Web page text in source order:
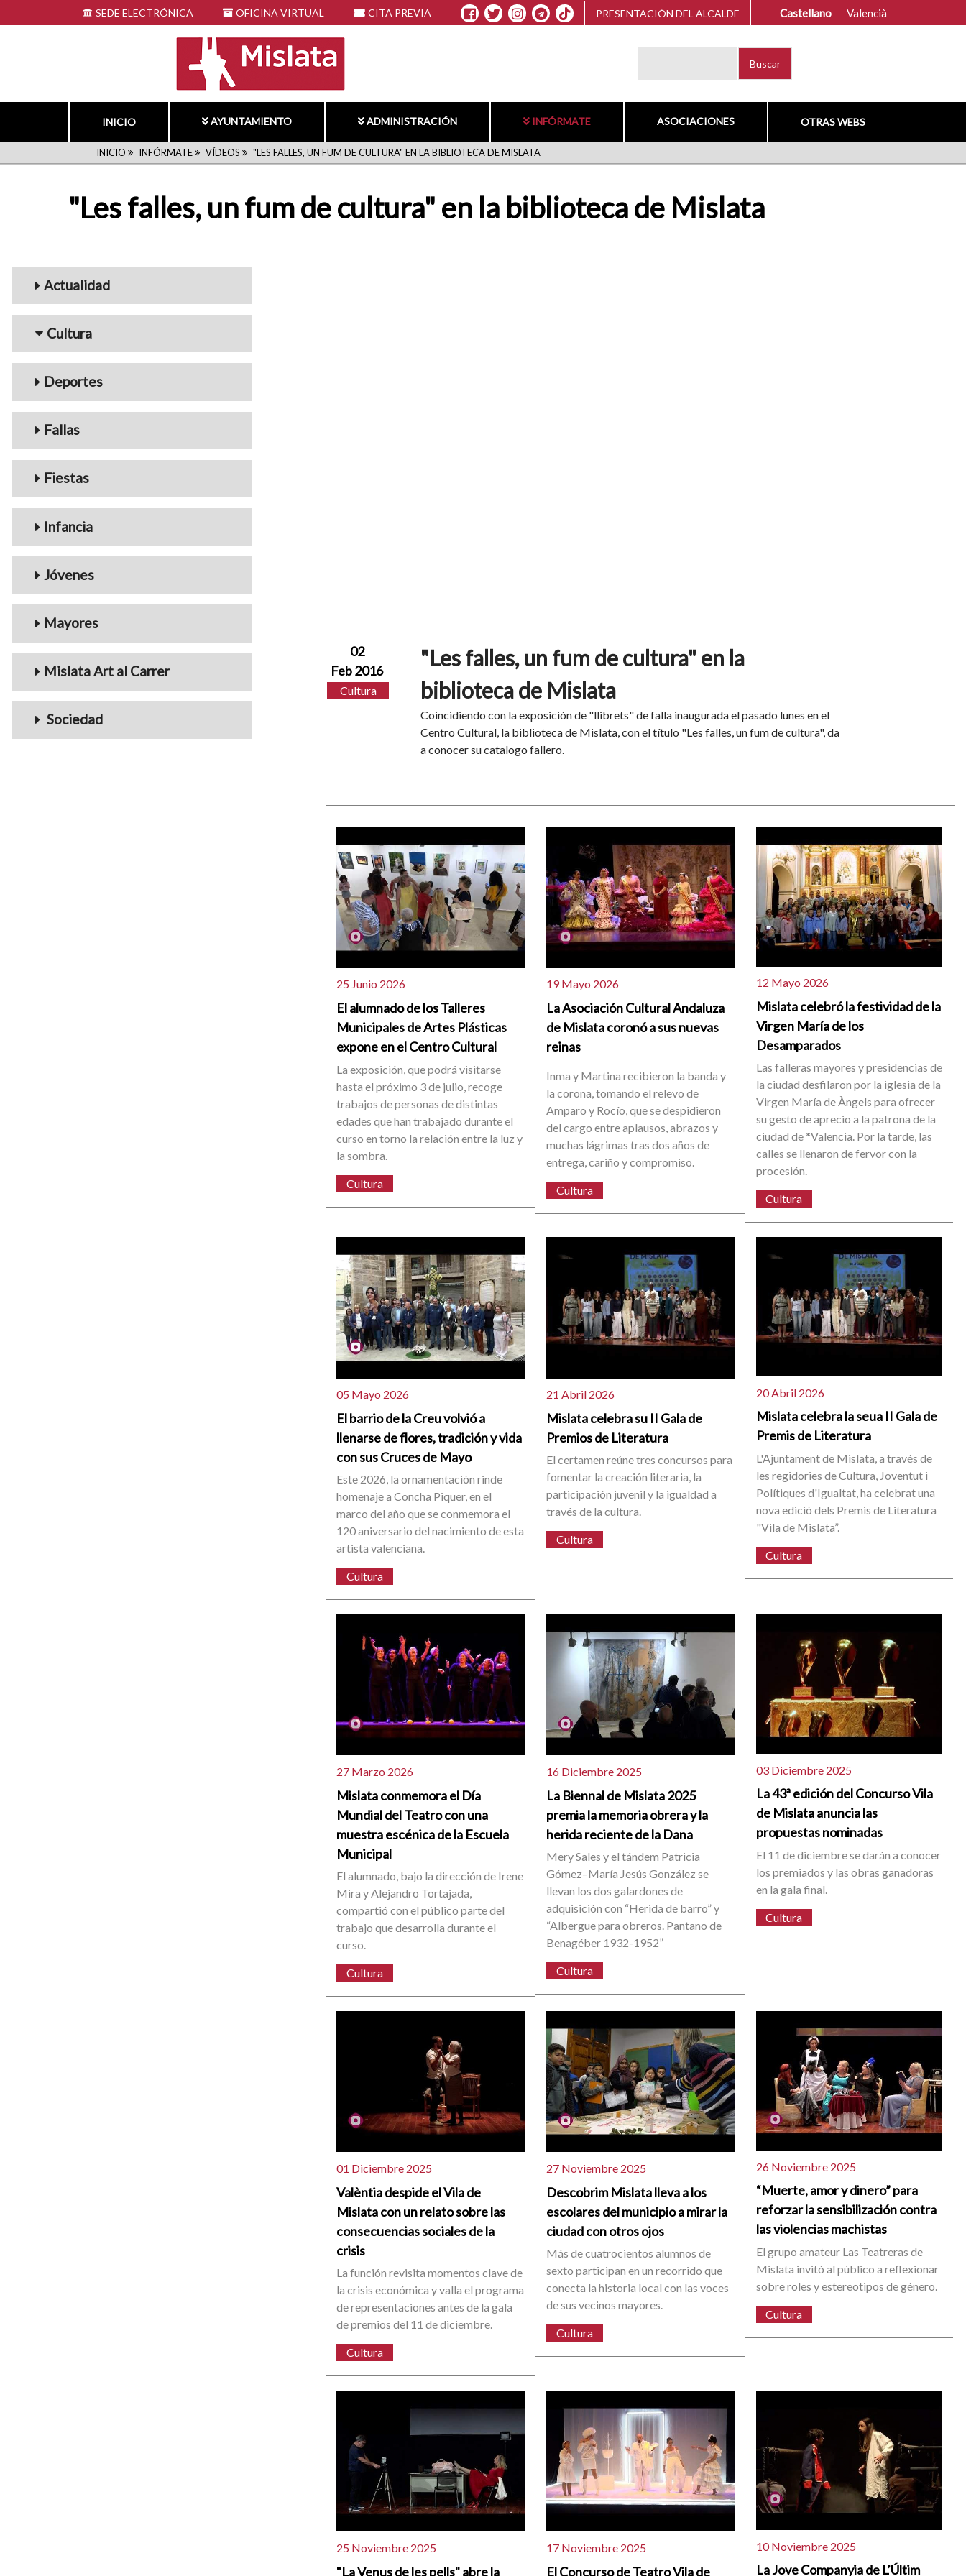
al
SEDE ELECTRÓNICA OFICINA VIRTUAL CITA PREVIA PRESENTACIÓN DEL ALCALDE Castellano Valencià
INICIO AYUNTAMIENTO ADMINISTRACIÓN INFÓRMATE ASOCIACIONES OTRAS WEBS
RUTA
DE
NAVEGACIÓN
INICIO INFÓRMATE VÍDEOS "LES FALLES, UN FUM DE CULTURA" EN LA BIBLIOTECA DE MISLATA
"Les falles, un fum de cultura" en la biblioteca de Mislata
Menu_Videos
Actualidad
Cultura
Deportes
Fallas
Fiestas
Infancia
Jóvenes
Mayores
Mislata Art al Carrer
Sociedad
02
Feb 2016
Cultura
"Les falles, un fum de cultura" en la
biblioteca de Mislata
Coincidiendo con la exposición de "llibrets" de falla inaugurada el pasado lunes en el
Centro Cultural, la biblioteca de Mislata, con el título "Les falles, un fum de cultura", da
a conocer su catalogo fallero.
25 Junio 2026
El alumnado de los Talleres
Municipales de Artes Plásticas
expone en el Centro Cultural
La exposición, que podrá visitarse
hasta el próximo 3 de julio, recoge
trabajos de personas de distintas
edades que han trabajado durante el
curso en torno la relación entre la luz y
la sombra.
Cultura
19 Mayo 2026
La Asociación Cultural Andaluza
de Mislata coronó a sus nuevas
reinas
Inma y Martina recibieron la banda y
la corona, tomando el relevo de
Amparo y Rocío, que se despidieron
del cargo entre aplausos, abrazos y
muchas lágrimas tras dos años de
entrega, cariño y compromiso.
Cultura
12 Mayo 2026
Mislata celebró la festividad de la
Virgen María de los
Desamparados
Las falleras mayores y presidencias de
la ciudad desfilaron por la iglesia de la
Virgen María de Àngels para ofrecer
su gesto de aprecio a la patrona de la
ciudad de *Valencia. Por la tarde, las
calles se llenaron de fervor con la
procesión.
Cultura
05 Mayo 2026
El barrio de la Creu volvió a
llenarse de flores, tradición y vida
con sus Cruces de Mayo
Este 2026, la ornamentación rinde
homenaje a Concha Piquer, en el
marco del año que se conmemora el
120 aniversario del nacimiento de esta
artista valenciana.
Cultura
21 Abril 2026
Mislata celebra su II Gala de
Premios de Literatura
El certamen reúne tres concursos para
fomentar la creación literaria, la
participación juvenil y la igualdad a
través de la cultura.
Cultura
20 Abril 2026
Mislata celebra la seua II Gala de
Premis de Literatura
L'Ajuntament de Mislata, a través de
les regidories de Cultura, Joventut i
Polítiques d'Igualtat, ha celebrat una
nova edició dels Premis de Literatura
"Vila de Mislata”.
Cultura
27 Marzo 2026
Mislata conmemora el Día
Mundial del Teatro con una
muestra escénica de la Escuela
Municipal
El alumnado, bajo la dirección de Irene
Mira y Alejandro Tortajada,
compartió con el público parte del
trabajo que desarrolla durante el
curso.
Cultura
16 Diciembre 2025
La Biennal de Mislata 2025
premia la memoria obrera y la
herida reciente de la Dana
Mery Sales y el tándem Patricia
Gómez–María Jesús González se
llevan los dos galardones de
adquisición con “Herida de barro” y
“Albergue para obreros. Pantano de
Benagéber 1932-1952”
Cultura
03 Diciembre 2025
La 43ª edición del Concurso Vila
de Mislata anuncia las
propuestas nominadas
El 11 de diciembre se darán a conocer
los premiados y las obras ganadoras
en la gala final.
Cultura
01 Diciembre 2025
Valèntia despide el Vila de
Mislata con un relato sobre las
consecuencias sociales de la
crisis
La función revisita momentos clave de
la crisis económica y valla el programa
de representaciones antes de la gala
de premios del 11 de diciembre.
Cultura
27 Noviembre 2025
Descobrim Mislata lleva a los
escolares del municipio a mirar la
ciudad con otros ojos
Más de cuatrocientos alumnos de
sexto participan en un recorrido que
conecta la historia local con las voces
de sus vecinos mayores.
Cultura
26 Noviembre 2025
“Muerte, amor y dinero” para
reforzar la sensibilización contra
las violencias machistas
El grupo amateur Las Teatreras de
Mislata invitó al público a reflexionar
sobre roles y estereotipos de género.
Cultura
25 Noviembre 2025
"La Venus de les pells" abre la
17 Noviembre 2025
El Concurso de Teatro Vila de
10 Noviembre 2025
La Jove Companyia de L’Últim